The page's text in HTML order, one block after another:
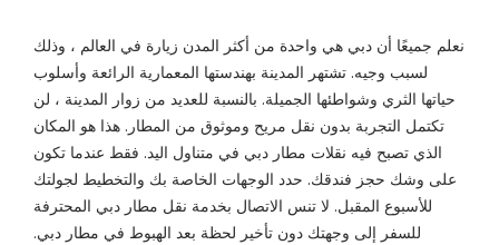
نعلم جميعًا أن دبي هي واحدة من أكثر المدن زيارة في العالم ، وذلك
لسبب وجيه. تشتهر المدينة بهندستها المعمارية الرائعة وأسلوب
حياتها الثري وشواطئها الجميلة. بالنسبة للعديد من زوار المدينة ، لن
تكتمل التجربة بدون نقل مريح وموثوق من المطار. هذا هو المكان
الذي تصبح فيه نقلات مطار دبي في متناول اليد. فقط عندما تكون
على وشك حجز فندقك. حدد الوجهات الخاصة بك والتخطيط لجولتك
للأسبوع المقبل. لا تنس الاتصال بخدمة نقل مطار دبي المحترفة
للسفر إلى وجهتك دون تأخير لحظة بعد الهبوط في مطار دبي.